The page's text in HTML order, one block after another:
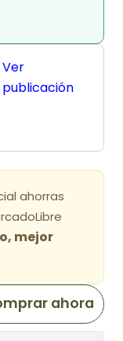
Ver
publicación
ahorras
mejor
ahora